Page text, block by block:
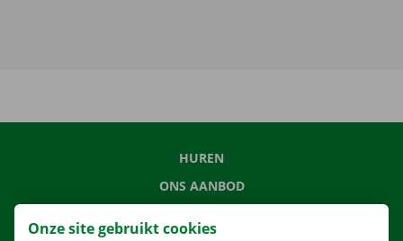
HUREN
ONS AANBOD
Onze site gebruikt cookies